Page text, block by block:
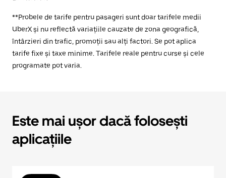
**Probele de tarife pentru pasageri sunt doar tarifele medii
UberX și nu reflectă variațiile cauzate de zona geografică,
întârzieri din trafic, promoții sau alți factori. Se pot aplica
tarife fixe și taxe minime. Tarifele reale pentru curse și cele
programate pot varia.
Este mai ușor dacă folosești
aplicațiile